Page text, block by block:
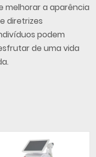
melhorar a aparência
diretrizes
podem
de uma vida